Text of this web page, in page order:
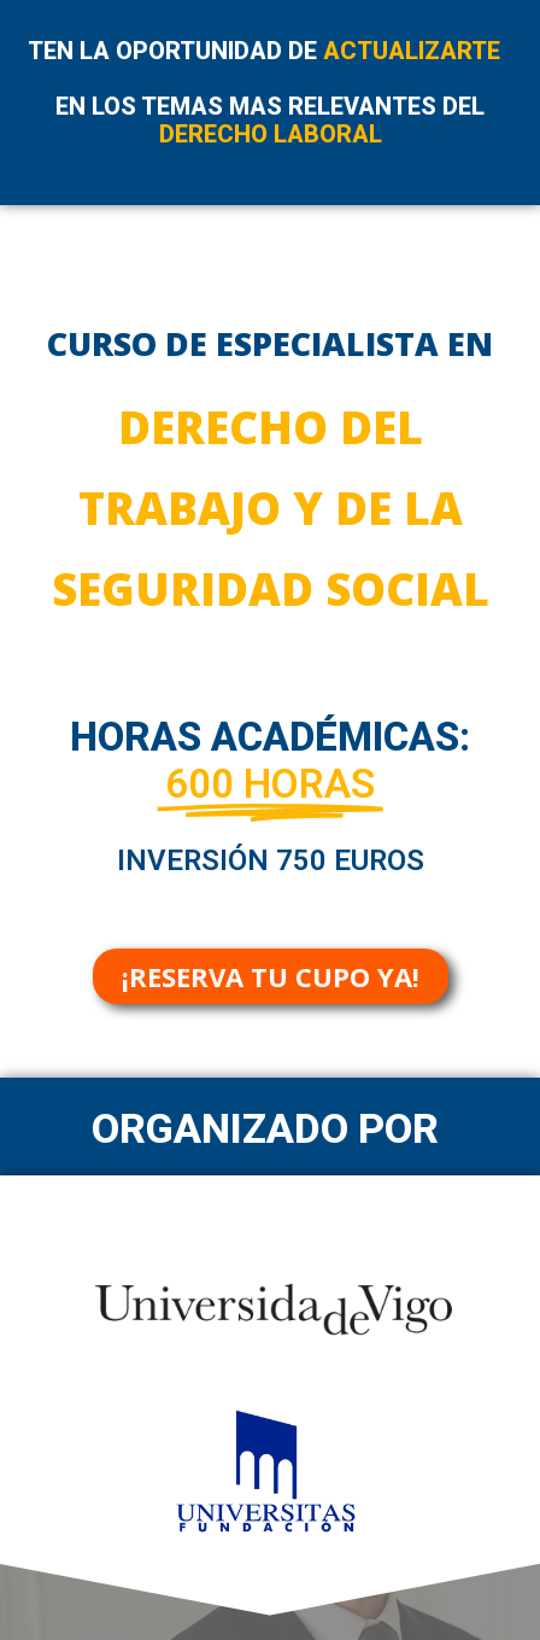
TEN LA OPORTUNIDAD DE ACTUALIZARTE
EN LOS TEMAS MAS RELEVANTES DEL
DERECHO LABORAL
CURSO DE ESPECIALISTA EN
DERECHO DEL
TRABAJO Y DE LA
SEGURIDAD SOCIAL
HORAS ACADÉMICAS:
600 HORAS
INVERSIÓN 750 EUROS
¡RESERVA TU CUPO YA!
ORGANIZADO POR